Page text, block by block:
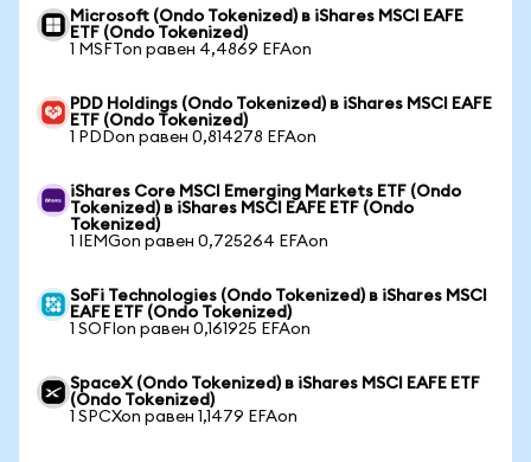
Microsoft (Ondo Tokenized) в iShares MSCI EAFE
ETF (Ondo Tokenized)
1 MSFTon равен 4,4869 EFAon
PDD Holdings (Ondo Tokenized) в iShares MSCI EAFE
ETF (Ondo Tokenized)
1 PDDon равен 0,814278 EFAon
iShares Core MSCI Emerging Markets ETF (Ondo
Tokenized) в iShares MSCI EAFE ETF (Ondo
Tokenized)
1 IEMGon равен 0,725264 EFAon
SoFi Technologies (Ondo Tokenized) в iShares MSCI
EAFE ETF (Ondo Tokenized)
1 SOFIon равен 0,161925 EFAon
SpaceX (Ondo Tokenized) в iShares MSCI EAFE ETF
(Ondo Tokenized)
1 SPCXon равен 1,1479 EFAon